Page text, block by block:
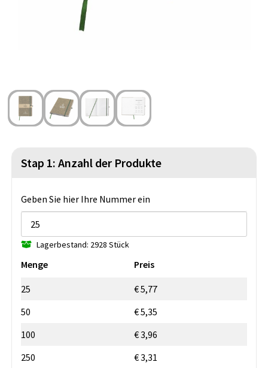
Seesäcke
Lampen und Werkzeug
Sicherheit, Auto und Fahrrad
Partyprodukte
Weihnachten
Themenpakete
Stap 1: Anzahl der Produkte
Geben Sie hier Ihre Nummer ein
Lagerbestand: 2928 Stück
Menge Preis
25
€ 5,77
50
€ 5,35
100
€ 3,96
250
€ 3,31